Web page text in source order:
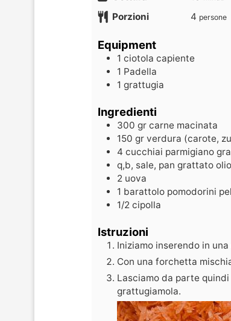
Porzioni 4 persone
Equipment
1 ciotola capiente
1 Padella
1 grattugia
Ingredienti
300 gr carne macinata
150 gr verdura (carote,
4 cucchiai parmigiano
q,b, sale, pan grattato
2 uova
1 barattolo pomodorini
1/2 cipolla
Istruzioni
Iniziamo inserendo in
Con una forchetta
Lasciamo da parte
grattugiamola.